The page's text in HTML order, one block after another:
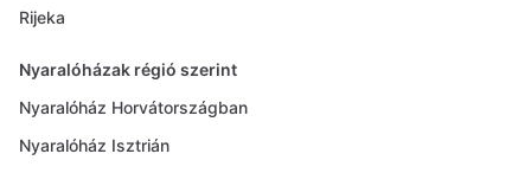
Rijeka
Nyaralóházak régió szerint
Nyaralóház Horvátországban
Nyaralóház Isztrián